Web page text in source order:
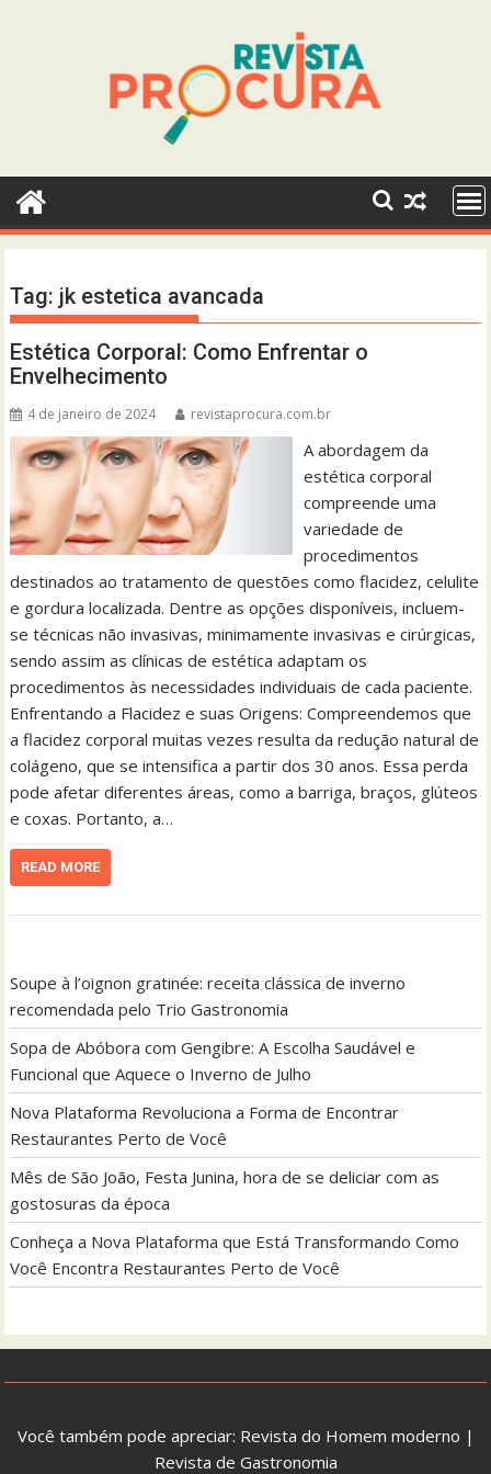
Tag: jk estetica avancada
Estética Corporal: Como Enfrentar o
Envelhecimento
4 de janeiro de 2024 revistaprocura.com.br
A abordagem da
estética corporal
compreende uma
variedade de
procedimentos
destinados ao tratamento de questões como flacidez, celulite
e gordura localizada. Dentre as opções disponíveis, incluem-
se técnicas não invasivas, minimamente invasivas e cirúrgicas,
sendo assim as clínicas de estética adaptam os
procedimentos às necessidades individuais de cada paciente.
Enfrentando a Flacidez e suas Origens: Compreendemos que
a flacidez corporal muitas vezes resulta da redução natural de
colágeno, que se intensifica a partir dos 30 anos. Essa perda
pode afetar diferentes áreas, como a barriga, braços, glúteos
e coxas. Portanto, a…
READ MORE
Soupe à l’oignon gratinée: receita clássica de inverno
recomendada pelo Trio Gastronomia
Sopa de Abóbora com Gengibre: A Escolha Saudável e
Funcional que Aquece o Inverno de Julho
Nova Plataforma Revoluciona a Forma de Encontrar
Restaurantes Perto de Você
Mês de São João, Festa Junina, hora de se deliciar com as
gostosuras da época
Conheça a Nova Plataforma que Está Transformando Como
Você Encontra Restaurantes Perto de Você
Você também pode apreciar: Revista do Homem moderno |
Revista de Gastronomia